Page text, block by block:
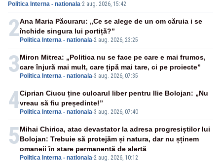
Realitatea PLUS
Politica Interna - nationala·2 aug. 2026, 15:42
2 Politica Interna - nationala-2 aug. 2026, 23:25
Ana Maria Păcuraru: „Ce se alege de un om căruia i se
închide singura lui portiță?”
3 Politica Interna - nationala-3 aug. 2026, 07:35
Miron Mitrea: „Politica nu se face pe care e mai frumos,
care înjură mai mult, care țipă mai tare, ci pe proiecte”
4 Politica Interna - nationala-3 aug. 2026, 07:40
Ciprian Ciucu ține culoarul liber pentru Ilie Bolojan: „Nu
vreau să fiu președinte!”
5
Politica Interna - nationala-2 aug. 2026, 10:12
Mihai Chirica, atac devastator la adresa progresiștilor lui
Bolojan: Trebuie să protejăm și natura, dar nu șținem
omaneii în stare permanentă de alertă